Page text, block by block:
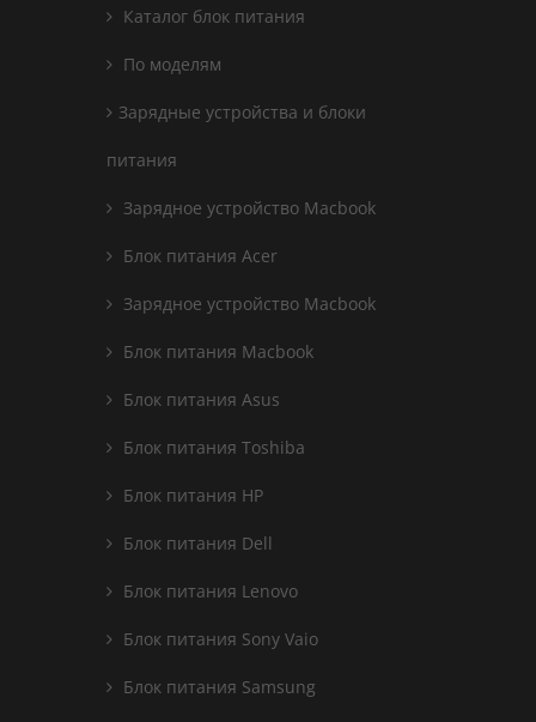
Каталог блок питания
По моделям
Зарядные устройства и блоки
питания
Зарядное устройство Macbook
Блок питания Acer
Зарядное устройство Macbook
Блок питания Macbook
Блок питания Asus
Блок питания Toshiba
Блок питания HP
Блок питания Dell
Блок питания Lenovo
Блок питания Sony Vaio
Блок питания Samsung